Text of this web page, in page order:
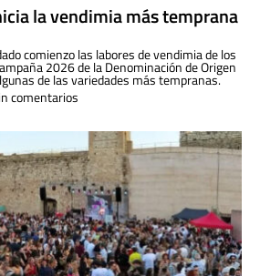
la vendimia más temprana
comienzo las labores de vendimia de los
2026 de la Denominación de Origen
de las variedades más tempranas.
comentarios